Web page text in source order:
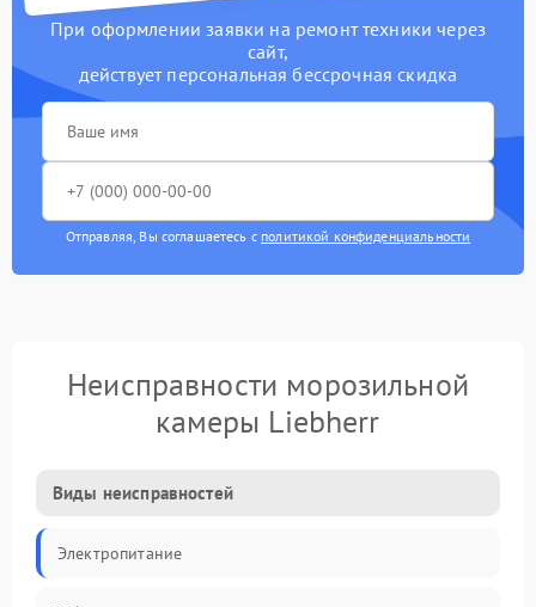
При оформлении заявки на ремонт техники через
сайт,
действует персональная бессрочная скидка
Отправляя, Вы соглашаетесь с политикой конфиденциальности
Неисправности морозильной
камеры Liebherr
Виды неисправностей
Электропитание